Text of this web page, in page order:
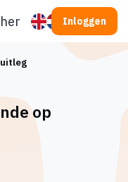
Inloggen
op